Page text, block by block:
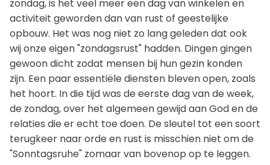
zondag, is het veel meer een dag van winkelen en
activiteit geworden dan van rust of geestelijke
opbouw. Het was nog niet zo lang geleden dat ook
wij onze eigen "zondagsrust" hadden. Dingen gingen
gewoon dicht zodat mensen bij hun gezin konden
zijn. Een paar essentiële diensten bleven open, zoals
het hoort. In die tijd was de eerste dag van de week,
de zondag, over het algemeen gewijd aan God en de
relaties die er echt toe doen. De sleutel tot een soort
terugkeer naar orde en rust is misschien niet om de
"Sonntagsruhe" zomaar van bovenop op te leggen.